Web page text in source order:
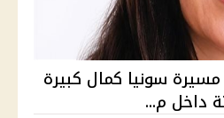
سونيا كمال كبيرة
داخل م...